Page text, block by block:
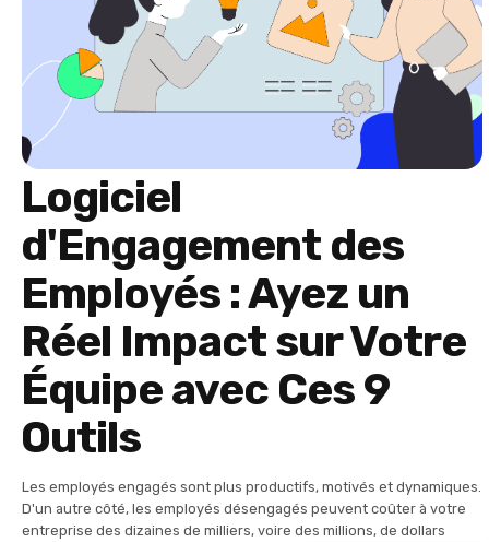
Logiciel
d'Engagement des
Employés : Ayez un
Réel Impact sur Votre
Équipe avec Ces 9
Outils
Les employés engagés sont plus productifs, motivés et dynamiques.
D'un autre côté, les employés désengagés peuvent coûter à votre
entreprise des dizaines de milliers, voire des millions, de dollars